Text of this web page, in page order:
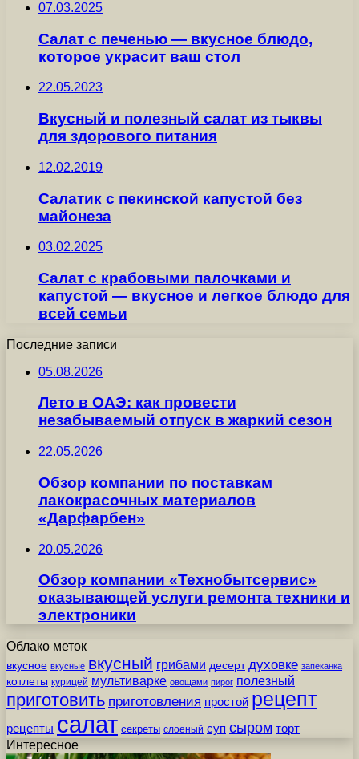
07.03.2025
Салат с печенью — вкусное блюдо,
которое украсит ваш стол
22.05.2023
Вкусный и полезный салат из тыквы
для здорового питания
12.02.2019
Салатик с пекинской капустой без
майонеза
03.02.2025
Салат с крабовыми палочками и
капустой — вкусное и легкое блюдо для
всей семьи
Последние записи
05.08.2026
Лето в ОАЭ: как провести
незабываемый отпуск в жаркий сезон
22.05.2026
Обзор компании по поставкам
лакокрасочных материалов
«Дарфарбен»
20.05.2026
Обзор компании «Технобытсервис»
оказывающей услуги ремонта техники и
электроники
Облако меток
вкусное вкусные вкусный грибами десерт духовке запеканка
котлеты курицей мультиварке овощами пирог полезный
приготовить приготовления простой рецепт
рецепты салат секреты слоеный суп сыром торт
Интересное